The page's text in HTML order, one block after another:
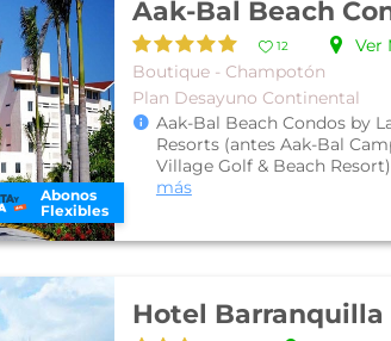
Abonos
Flexibles
12
Ver
Boutique - Champotón
Plan Desayuno Continental
Aak-Bal Beach Condos by
Resorts (antes Aak-Bal
Village Golf & Beach
más
Hotel Barranquilla